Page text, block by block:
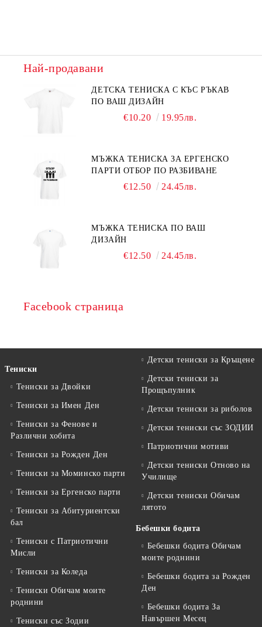
Най-продавани
ДЕТСКА ТЕНИСКА С КЪС РЪКАВ
ПО ВАШ ДИЗАЙН
€10.20 19.95лв.
МЪЖКА ТЕНИСКА ЗА ЕРГЕНСКО
ПАРТИ ОТБОР ПО РАЗБИВАНЕ
€12.50 24.45лв.
МЪЖКА ТЕНИСКА ПО ВАШ
ДИЗАЙН
€12.50 24.45лв.
Facebook страница
Тениски
Тениски за Двойки
Тениски за Имен Ден
Тениски за Фенове и
Различни хобита
Тениски за Рожден Ден
Тениски за Mоминско парти
Тениски за Eргенско парти
Тениски за Aбитуриентски
бал
Тениски с Патриотични
Мисли
Тениски за Коледа
Тениски Обичам моите
роднини
Тениски със Зодии
Детски тениски за Кръщене
Детски тениски за
Прощъпулник
Детски тениски за риболов
Детски тениски със ЗОДИИ
Патриотични мотиви
Детски тениски Отново на
Училище
Детски тениски Обичам
лятото
Бебешки бодита
Бебешки бодита Обичам
моите роднини
Бебешки бодита за Рожден
Ден
Бебешки бодита За
Навършен Месец